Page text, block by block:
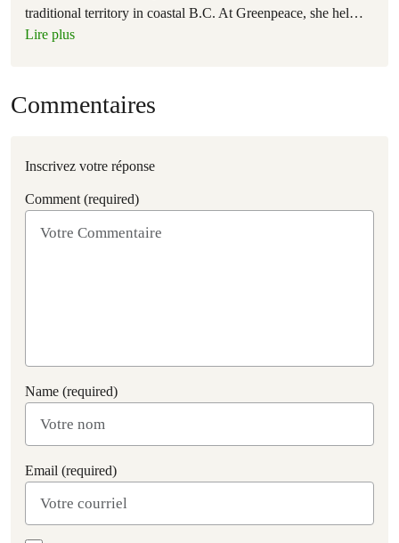
traditional territory in coastal B.C. At Greenpeace, she hel…
Lire plus
Commentaires
Inscrivez votre réponse
Comment (required)
Name (required)
Email (required)